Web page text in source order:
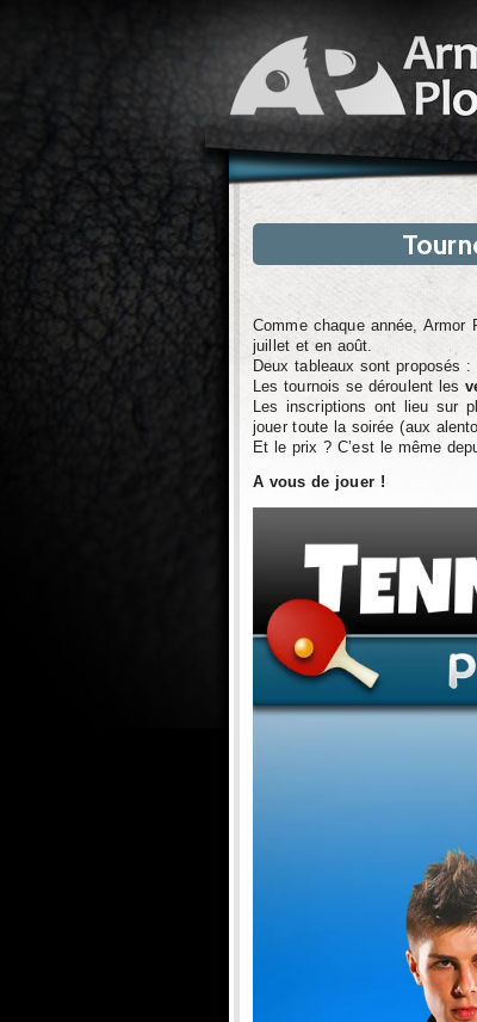
Comme chaque année,
juillet et en août.
Deux tableaux sont proposés
Les tournois se déroulent les
Les inscriptions ont lieu sur
jouer toute la soirée (aux
Et le prix ? C’est le même
A vous de jouer !